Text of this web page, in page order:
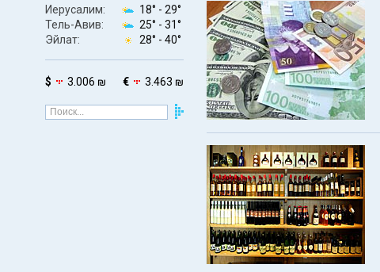
Иерусалим: 18° - 29°
Тель-Авив:
25° - 31°
Эйлат:
28° - 40°
$ 3.006 ₪ € 3.463 ₪